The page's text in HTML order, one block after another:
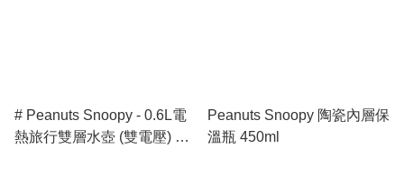
# Peanuts Snoopy - 0.6L電
熱旅行雙層水壺 (雙電壓) 黑
Peanuts Snoopy 陶瓷內層保
溫瓶 450ml